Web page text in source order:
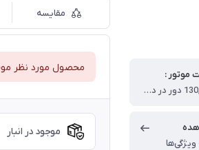
موتور :
130,000 دور در دقیقه
مقایسه
محصول مورد نظر
موجود در انبار